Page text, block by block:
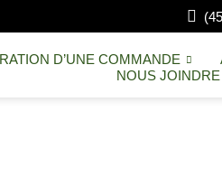
D’UNE COMMANDE
NOUS JOINDRE